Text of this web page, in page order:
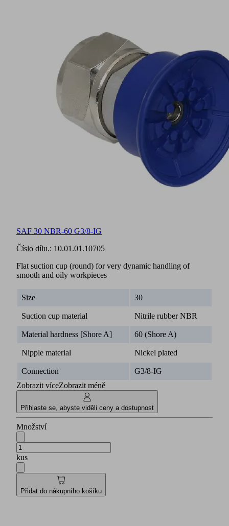
SAF 30 NBR-60 G3/8-IG
Číslo dílu.: 10.01.01.10705
Flat suction cup (round) for very dynamic handling of
smooth and oily workpieces
Size 30
Suction cup material Nitrile rubber NBR
Material hardness [Shore A] 60 (Shore A)
Nipple material Nickel plated
Connection
G3/8-IG
Zobrazit víceZobrazit méně
Přihlaste se, abyste viděli ceny a dostupnost
Množství
kus
Přidat do nákupního košíku